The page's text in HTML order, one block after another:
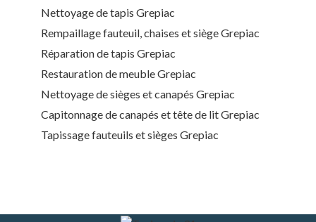
Nettoyage de tapis Grepiac
Rempaillage fauteuil, chaises et siège Grepiac
Réparation de tapis Grepiac
Restauration de meuble Grepiac
Nettoyage de sièges et canapés Grepiac
Capitonnage de canapés et tête de lit Grepiac
Tapissage fauteuils et sièges Grepiac